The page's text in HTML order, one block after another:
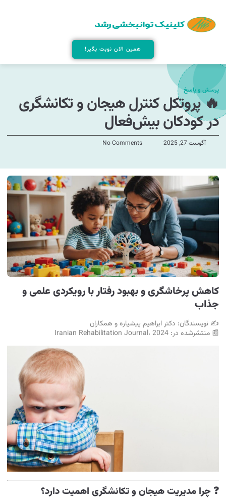
همین الان نوبت بگیر!
پرسش و پاسخ
🔥 پروتکل کنترل هیجان و تکانشگری
در کودکان بیش‌فعال
آگوست 27, 2025 No Comments
کاهش پرخاشگری و بهبود رفتار با رویکردی علمی و
جذاب
✍ نویسندگان: دکتر ابراهیم پیشیاره و همکاران
📰 منتشرشده در: Iranian Rehabilitation Journal، 2024
❓ چرا مدیریت هیجان و تکانشگری اهمیت دارد؟